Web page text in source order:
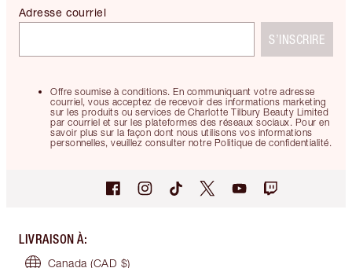
Offre soumise à conditions. En communiquant votre adresse
courriel, vous acceptez de recevoir des informations marketing
sur les produits ou services de Charlotte Tilbury Beauty Limited
par courriel et sur les plateformes des réseaux sociaux. Pour en
savoir plus sur la façon dont nous utilisons vos informations
personnelles, veuillez consulter notre Politique de confidentialité.
Adresse courriel
S’INSCRIRE
LIVRAISON À:
Canada (CAD $)